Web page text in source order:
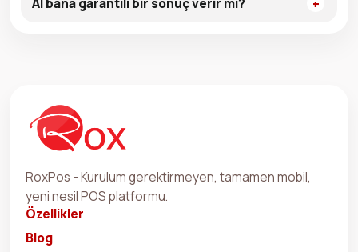
RoxPos - Kurulum gerektirmeyen, tamamen mobil,
yeni nesil POS platformu.
Özellikler
Blog